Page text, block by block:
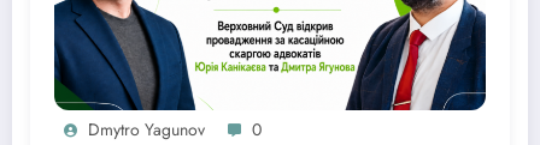
Dmytro Yagunov 0